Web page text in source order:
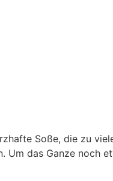
Soße, die zu
das Ganze noch